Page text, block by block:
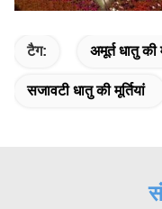
टैग: अमूर्त धातु की
सजावटी धातु की मूर्तियां